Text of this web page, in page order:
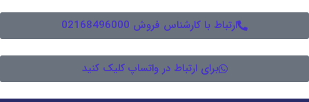
ارتباط با کارشناس فروش 02168496000
برای ارتباط در واتساپ کلیک کنید